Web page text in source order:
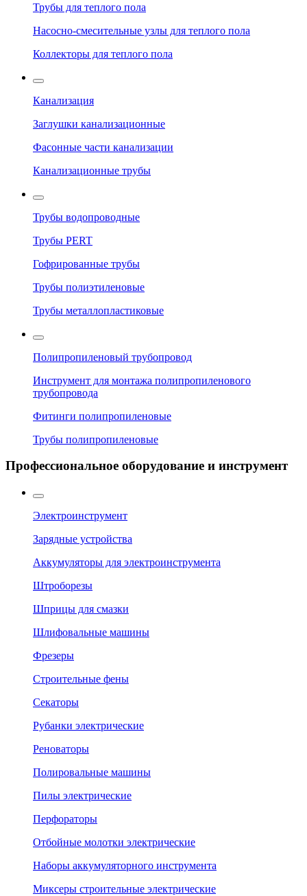
Трубы для теплого пола
Насосно-смесительные узлы для теплого пола
Коллекторы для теплого пола
Канализация
Заглушки канализационные
Фасонные части канализации
Канализационные трубы
Трубы водопроводные
Трубы PERT
Гофрированные трубы
Трубы полиэтиленовые
Трубы металлопластиковые
Полипропиленовый трубопровод
Инструмент для монтажа полипропиленового
трубопровода
Фитинги полипропиленовые
Трубы полипропиленовые
Профессиональное оборудование и инструмент
Электроинструмент
Зарядные устройства
Аккумуляторы для электроинструмента
Штроборезы
Шприцы для смазки
Шлифовальные машины
Фрезеры
Строительные фены
Секаторы
Рубанки электрические
Реноваторы
Полировальные машины
Пилы электрические
Перфораторы
Отбойные молотки электрические
Наборы аккумуляторного инструмента
Миксеры строительные электрические